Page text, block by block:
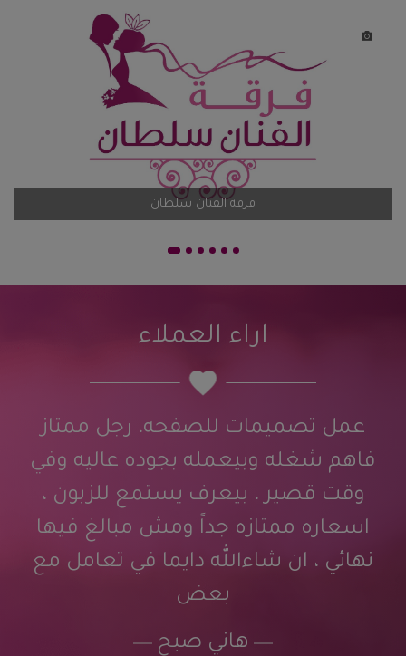
يمكنك إضافة تقيمك
اضف تقيم
فرقة الفنان سلطان
اراء العملاء
عمل تصميمات للصفحه، رجل ممتاز
فاهم شغله وبيعمله بجوده عاليه وفي
وقت قصير ، بيعرف يستمع للزبون ،
اسعاره ممتازه جداً ومش مبالغ فيها
نهائي ، ان شاءالله دايما في تعامل مع
بعض
هاني صبح